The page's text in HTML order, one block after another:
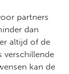
partners
dan
altijd of de
verschillende
kan de